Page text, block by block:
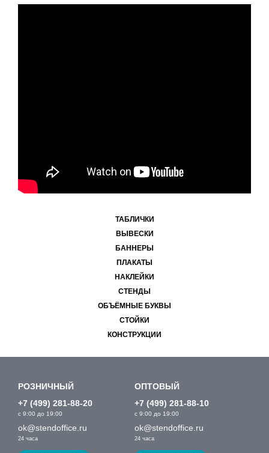
ТАБЛИЧКИ
ВЫВЕСКИ
БАННЕРЫ
ПЛАКАТЫ
НАКЛЕЙКИ
СТЕНДЫ
ОБЪЁМНЫЕ БУКВЫ
СТОЙКИ
КОНСТРУКЦИИ
РОЗНИЧНЫЙ
+7 (499) 281-88-20
с 9:00 до 19:00
ok@stendoffice.ru
24 часа
ОПТОВЫЙ
+7 (499) 281-88-10
с 9:00 до 19:00
ok@stendoffice.ru
24 часа